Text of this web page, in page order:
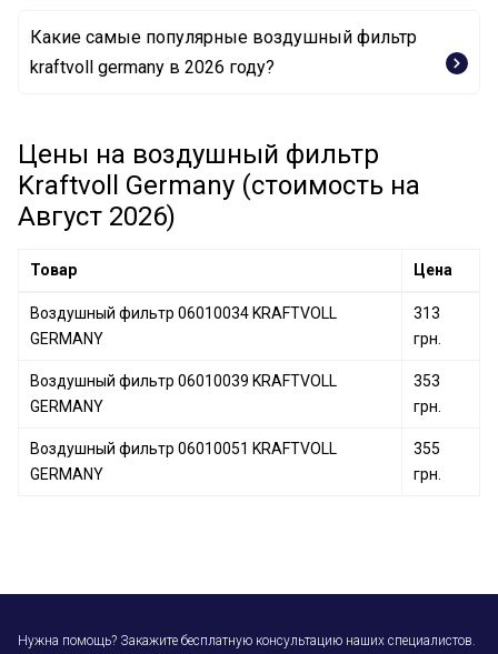
Воздушный фильтр 06010034 KRAFTVOLL GERMANY
Воздушный фильтр 06010051 KRAFTVOLL GERMANY
Какие самые популярные воздушный фильтр
kraftvoll germany в 2026 году?
Цены на воздушный фильтр
Kraftvoll Germany (стоимость на
Август 2026)
Товар Цена
Воздушный фильтр 06010034 KRAFTVOLL
GERMANY
313
грн.
Воздушный фильтр 06010039 KRAFTVOLL
GERMANY
353
грн.
Воздушный фильтр 06010051 KRAFTVOLL
GERMANY
355
грн.
Нужна помощь? Закажите бесплатную консультацию наших специалистов.